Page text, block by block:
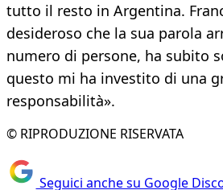
tutto il resto in Argentina.
desideroso che la sua parola
numero di persone, ha subito
questo mi ha investito di una
responsabilità».
© RIPRODUZIONE RISERVATA
Seguici anche su Google